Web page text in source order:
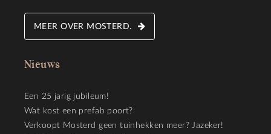
MEER OVER MOSTERD.
Nieuws
Een 25 jarig jubileum!
Wat kost een prefab poort?
Verkoopt Mosterd geen tuinhekken meer? Jazeker!